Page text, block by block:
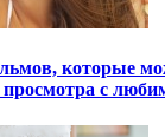
которые
просмотра с